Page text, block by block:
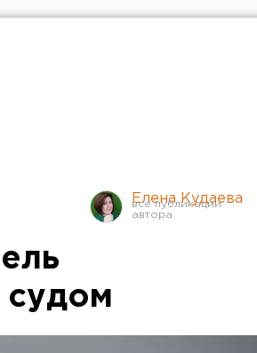
Елена Кудаева
судом